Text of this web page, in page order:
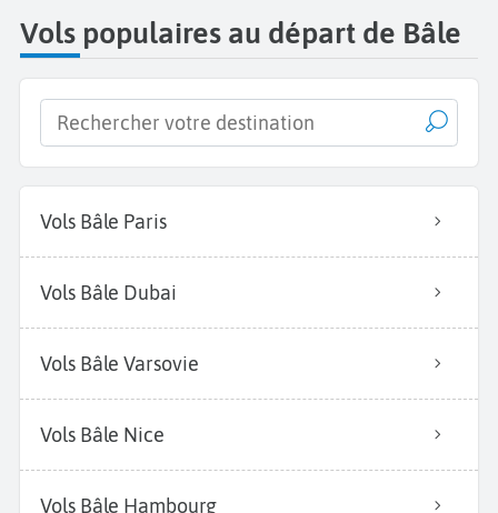
Vols populaires au départ de Bâle
Vols Bâle Paris
Vols Bâle Dubai
Vols Bâle Varsovie
Vols Bâle Nice
Vols Bâle Hambourg